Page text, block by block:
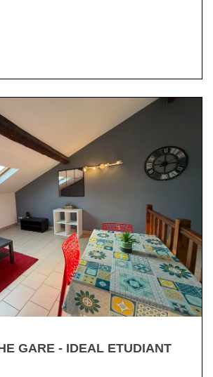
GARE - IDEAL ETUDIANT